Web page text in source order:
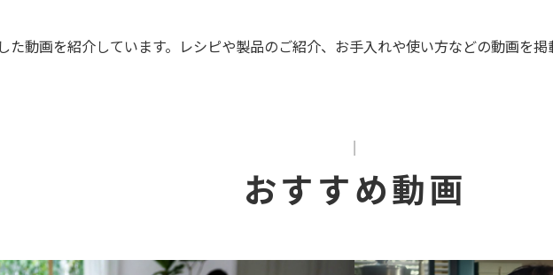
た動画を紹介しています。レシピや製品のご紹介、お手入れや使い方などの動画を掲
おすすめ動画